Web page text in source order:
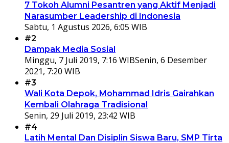
7 Tokoh Alumni Pesantren yang Aktif Menjadi
Narasumber Leadership di Indonesia
Sabtu, 1 Agustus 2026, 6:05 WIB
#2
Dampak Media Sosial
Minggu, 7 Juli 2019, 7:16 WIBSenin, 6 Desember
2021, 7:20 WIB
#3
Wali Kota Depok, Mohammad Idris Gairahkan
Kembali Olahraga Tradisional
Senin, 29 Juli 2019, 23:42 WIB
#4
Latih Mental Dan Disiplin Siswa Baru, SMP Tirta